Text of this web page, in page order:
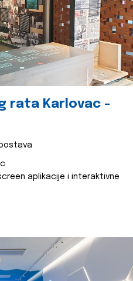
rata Karlovac -
aplikacije i interaktivne